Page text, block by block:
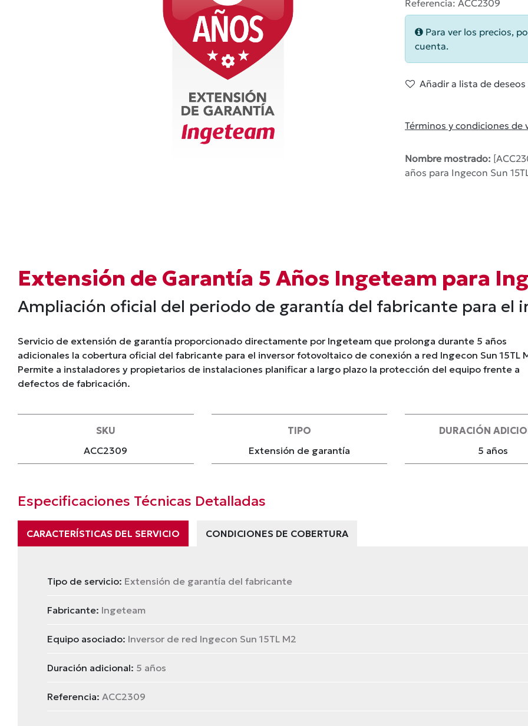
Referencia: ACC2309
Para ver los precios,
cuenta.
Añadir a lista de deseos
Términos y condiciones de
Nombre mostrado:
años para Ingecon Sun
Extensión de Garantía 5 Años Ingeteam para
Ampliación oficial del periodo de garantía del fabricante para el
Servicio de extensión de garantía proporcionado directamente por Ingeteam que prolonga durante 5 años
adicionales la cobertura oficial del fabricante para el inversor fotovoltaico de conexión a red Ingecon Sun 15TL
Permite a instaladores y propietarios de instalaciones planificar a largo plazo la protección del equipo frente a
defectos de fabricación.
SKU
ACC2309
TIPO
Extensión de garantía
DURACIÓN
5 años
Especificaciones Técnicas Detalladas
CARACTERÍSTICAS DEL SERVICIO CONDICIONES DE COBERTURA
Tipo de servicio: Extensión de garantía del fabricante
Fabricante: Ingeteam
Equipo asociado: Inversor de red Ingecon Sun 15TL M2
Duración adicional: 5 años
Referencia: ACC2309